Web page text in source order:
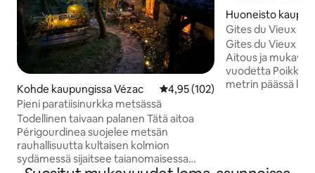
Kohde kaupungissa Vézac Keskimääräinen arvio 4,95/5,
4,95 (102)
Pieni paratiisinurkka metsässä
Todellinen taivaan palanen Tätä aitoa
Périgourdinea suojelee metsän
rauhallisuutta kultaisen kolmion
sydämessä sijaitsee taianomaisessa
Huoneisto
gueux
Gites du Vieux
Cathedral-
Gites du Vieux
Aitous ja
vuodetta Poikkeuksellinen sijainti: • 50
metrin päässä